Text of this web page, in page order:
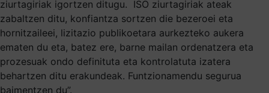
ziurtagiriak igortzen ditugu. ISO ziurtagiriak ateak
zabaltzen ditu, konfiantza sortzen die bezeroei eta
hornitzaileei, lizitazio publikoetara aurkezteko aukera
ematen du eta, batez ere, barne mailan ordenatzera eta
prozesuak ondo definituta eta kontrolatuta izatera
behartzen ditu erakundeak. Funtzionamendu segurua
baimentzen du”.